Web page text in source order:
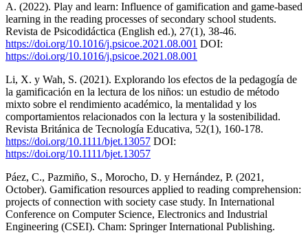
A. (2022). Play and learn: Influence of gamification and game-based
learning in the reading processes of secondary school students.
Revista de Psicodidáctica (English ed.), 27(1), 38-46.
https://doi.org/10.1016/j.psicoe.2021.08.001 DOI:
https://doi.org/10.1016/j.psicoe.2021.08.001
Li, X. y Wah, S. (2021). Explorando los efectos de la pedagogía de
la gamificación en la lectura de los niños: un estudio de método
mixto sobre el rendimiento académico, la mentalidad y los
comportamientos relacionados con la lectura y la sostenibilidad.
Revista Británica de Tecnología Educativa, 52(1), 160-178.
https://doi.org/10.1111/bjet.13057 DOI:
https://doi.org/10.1111/bjet.13057
Páez, C., Pazmiño, S., Morocho, D. y Hernández, P. (2021,
October). Gamification resources applied to reading comprehension:
projects of connection with society case study. In International
Conference on Computer Science, Electronics and Industrial
Engineering (CSEI). Cham: Springer International Publishing.